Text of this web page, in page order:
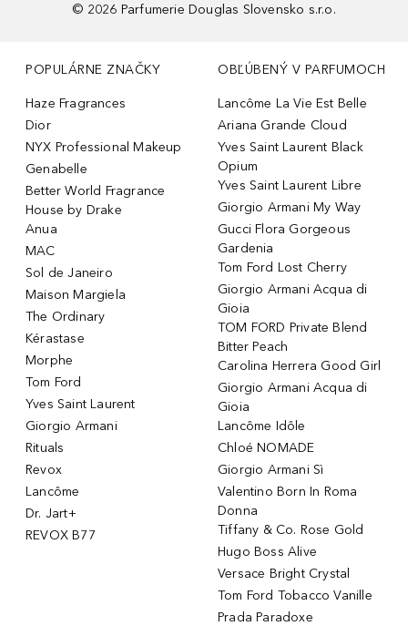
© 2026 Parfumerie Douglas Slovensko s.r.o.
POPULÁRNE ZNAČKY
Haze Fragrances
Dior
NYX Professional Makeup
Genabelle
Better World Fragrance
House by Drake
Anua
MAC
Sol de Janeiro
Maison Margiela
The Ordinary
Kérastase
Morphe
Tom Ford
Yves Saint Laurent
Giorgio Armani
Rituals
Revox
Lancôme
Dr. Jart+
REVOX B77
OBĽÚBENÝ V PARFUMOCH
Lancôme La Vie Est Belle
Ariana Grande Cloud
Yves Saint Laurent Black
Opium
Yves Saint Laurent Libre
Giorgio Armani My Way
Gucci Flora Gorgeous
Gardenia
Tom Ford Lost Cherry
Giorgio Armani Acqua di
Gioia
TOM FORD Private Blend
Bitter Peach
Carolina Herrera Good Girl
Giorgio Armani Acqua di
Gioia
Lancôme Idôle
Chloé NOMADE
Giorgio Armani Sì
Valentino Born In Roma
Donna
Tiffany & Co. Rose Gold
Hugo Boss Alive
Versace Bright Crystal
Tom Ford Tobacco Vanille
Prada Paradoxe